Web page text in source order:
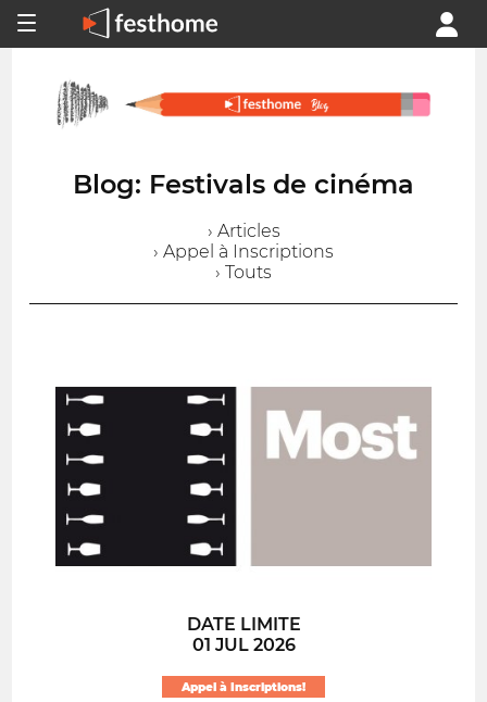
Blog: Festivals de cinéma
› Articles
› Appel à Inscriptions
› Touts
DATE LIMITE
01 JUL 2026
Appel à Inscriptions!